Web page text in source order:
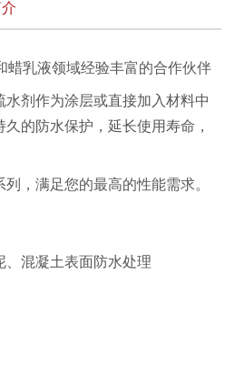
蜡乳液领域经验丰富的合作伙伴
水剂作为涂层或直接加入材料中
的防水保护，延长使用寿命，
，满足您的最高的性能需求。
、混凝土表面防水处理